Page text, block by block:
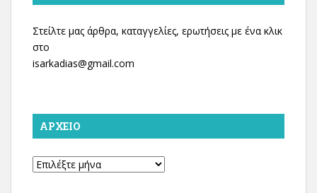
Στείλτε μας άρθρα, καταγγελίες, ερωτήσεις με ένα κλικ
στο
isarkadias@gmail.com
ΑΡΧΕΊΟ
Αρχείο